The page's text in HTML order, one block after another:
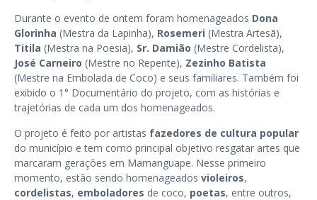
Durante o evento de ontem foram homenageados Dona
Glorinha (Mestra da Lapinha), Rosemeri (Mestra Artesã),
Titila (Mestra na Poesia), Sr. Damião (Mestre Cordelista),
José Carneiro (Mestre no Repente), Zezinho Batista
(Mestre na Embolada de Coco) e seus familiares. Também foi
exibido o 1° Documentário do projeto, com as histórias e
trajetórias de cada um dos homenageados.
O projeto é feito por artistas fazedores de cultura popular
do município e tem como principal objetivo resgatar artes que
marcaram gerações em Mamanguape. Nesse primeiro
momento, estão sendo homenageados violeiros,
cordelistas, emboladores de coco, poetas, entre outros,